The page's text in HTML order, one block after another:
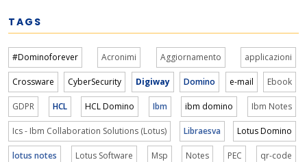
TAGS
#Dominoforever Acronimi Aggiornamento applicazioni
Crossware CyberSecurity Digiway Domino e-mail Ebook
GDPR HCL HCL Domino Ibm ibm domino Ibm Notes
Ics - Ibm Collaboration Solutions (Lotus) Libraesva Lotus Domino
lotus notes Lotus Software Msp Notes PEC qr-code